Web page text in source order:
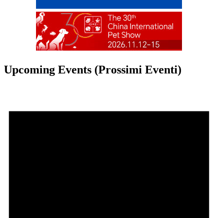
Upcoming Events (Prossimi Eventi)